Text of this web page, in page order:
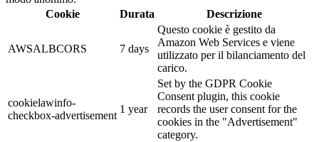
Cookie
Durata Descrizione
AWSALBCORS 7 days
Questo cookie è gestito da
Amazon Web Services e viene
utilizzato per il bilanciamento del
carico.
cookielawinfo-
checkbox-advertisement
1 year
Set by the GDPR Cookie
Consent plugin, this cookie
records the user consent for the
cookies in the "Advertisement"
category.